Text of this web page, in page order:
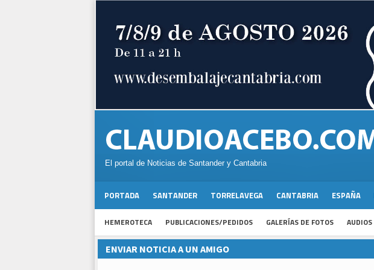
El portal de Noticias de Santander y Cantabria
PORTADA SANTANDER TORRELAVEGA CANTABRIA ESPAÑA
HEMEROTECA PUBLICACIONES/PEDIDOS GALERÍAS DE FOTOS AUDIOS
ENVIAR NOTICIA A UN AMIGO